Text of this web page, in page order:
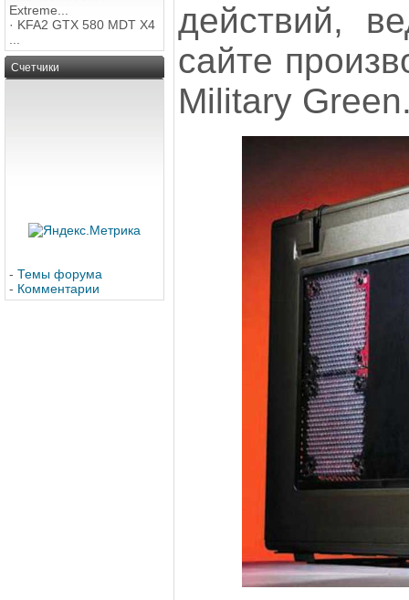
Extreme...
· KFA2 GTX 580 MDT X4
Счетчики
- Темы форума
- Комментарии
действий,
сайте
Military